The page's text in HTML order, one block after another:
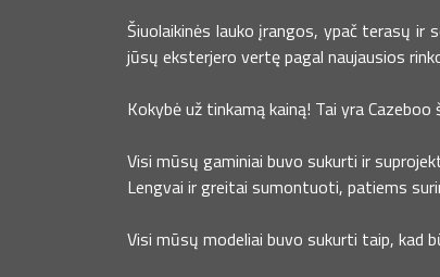
Šiuolaikinės lauko įrangos, ypač terasų ir
jūsų eksterjero vertę pagal naujausios
Kokybė už tinkamą kainą! Tai yra Cazeboo
Visi mūsų gaminiai buvo sukurti ir
Lengvai ir greitai sumontuoti, patiems
Visi mūsų modeliai buvo sukurti taip, kad